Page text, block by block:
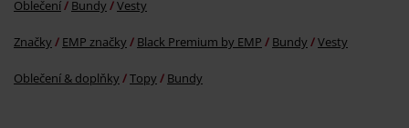
Oblečení Bundy Vesty
Značky EMP značky Black Premium by EMP Bundy Vesty
Oblečení & doplňky Topy Bundy